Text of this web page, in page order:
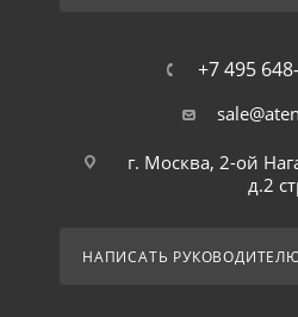
+7 495
г. Москва, 2-ой
д.2
НАПИСАТЬ